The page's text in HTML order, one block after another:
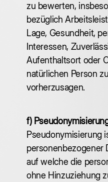
zu bewerten,
bezüglich
Lage, Gesundheit,
Interessen,
Aufenthaltsort oder
natürlichen Person
vorherzusagen.
f)
‍Pseudonymisierung
personenbezogener
auf welche die
ohne Hinzuziehung